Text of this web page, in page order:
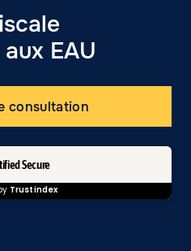
EAU
consultation
Secure
Trustindex